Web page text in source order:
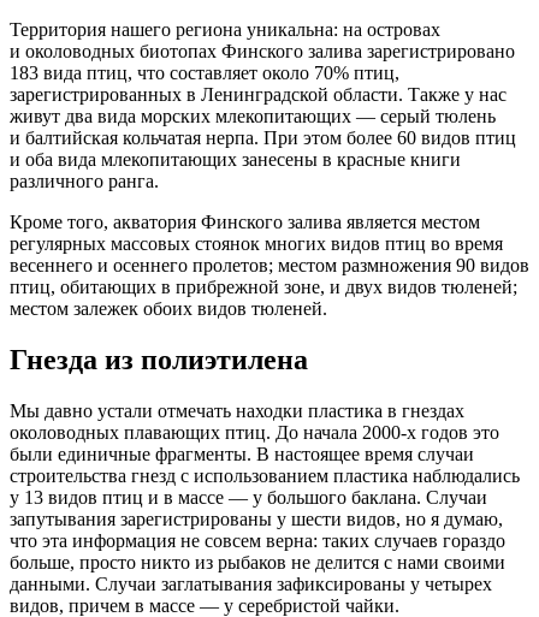
Территория нашего региона уникальна: на островах
и околоводных биотопах Финского залива зарегистрировано
183 вида птиц, что составляет около 70% птиц,
зарегистрированных в Ленинградской области. Также у нас
живут два вида морских млекопитающих — серый тюлень
и балтийская кольчатая нерпа. При этом более 60 видов птиц
и оба вида млекопитающих занесены в красные книги
различного ранга.
Кроме того, акватория Финского залива является местом
регулярных массовых стоянок многих видов птиц во время
весеннего и осеннего пролетов; местом размножения 90 видов
птиц, обитающих в прибрежной зоне, и двух видов тюленей;
местом залежек обоих видов тюленей.
Гнезда из полиэтилена
Мы давно устали отмечать находки пластика в гнездах
околоводных плавающих птиц. До начала 2000-х годов это
были единичные фрагменты. В настоящее время случаи
строительства гнезд с использованием пластика наблюдались
у 13 видов птиц и в массе — у большого баклана. Случаи
запутывания зарегистрированы у шести видов, но я думаю,
что эта информация не совсем верна: таких случаев гораздо
больше, просто никто из рыбаков не делится с нами своими
данными. Случаи заглатывания зафиксированы у четырех
видов, причем в массе — у серебристой чайки.